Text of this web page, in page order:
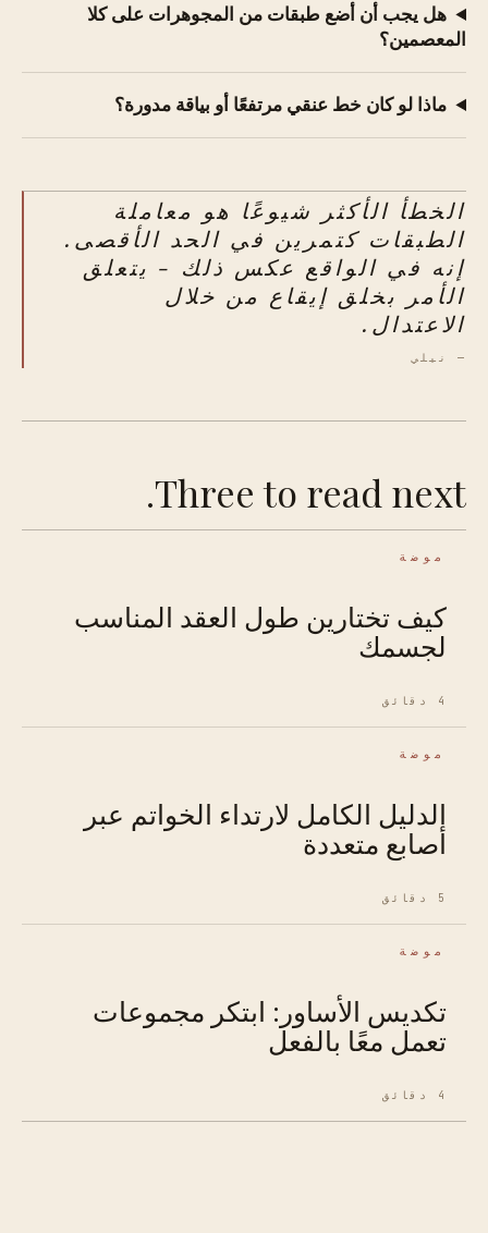
هل يجب أن أضع طبقات من المجوهرات على كلا
المعصمين؟
ماذا لو كان خط عنقي مرتفعًا أو بياقة مدورة؟
الخطأ الأكثر شيوعًا هو معاملة
الطبقات كتمرين في الحد الأقصى.
إنه في الواقع عكس ذلك - يتعلق
الأمر بخلق إيقاع من خلال
الاعتدال.
— نيلي
Three to read next.
موضة
كيف تختارين طول العقد المناسب
لجسمك
4 دقائق
موضة
الدليل الكامل لارتداء الخواتم عبر
أصابع متعددة
5 دقائق
موضة
تكديس الأساور: ابتكر مجموعات
تعمل معًا بالفعل
4 دقائق